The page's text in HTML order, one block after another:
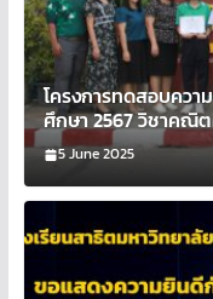
โครงการทดสอบคว
ศึกษา 2567 วิชาคณิ
5 June 2025